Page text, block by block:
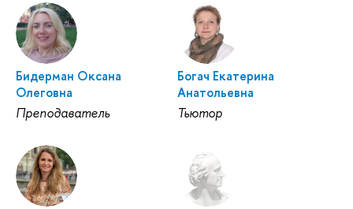
Бидерман Оксана
Олеговна
Преподаватель
Богач Екатерина
Анатольевна
Тьютор